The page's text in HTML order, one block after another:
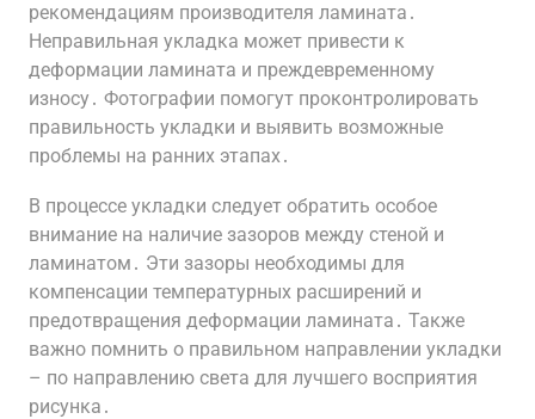
рекомендациям производителя ламината․
Неправильная укладка может привести к
деформации ламината и преждевременному
износу․ Фотографии помогут проконтролировать
правильность укладки и выявить возможные
проблемы на ранних этапах․
В процессе укладки следует обратить особое
внимание на наличие зазоров между стеной и
ламинатом․ Эти зазоры необходимы для
компенсации температурных расширений и
предотвращения деформации ламината․ Также
важно помнить о правильном направлении укладки
– по направлению света для лучшего восприятия
рисунка․